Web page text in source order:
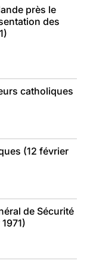
près le
des
catholiques
(12 février
de Sécurité